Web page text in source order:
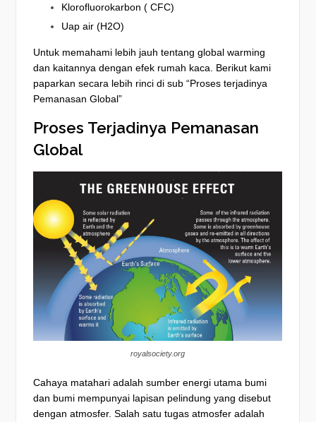
Klorofluorokarbon ( CFC)
Uap air (H2O)
Untuk memahami lebih jauh tentang global warming
dan kaitannya dengan efek rumah kaca. Berikut kami
paparkan secara lebih rinci di sub “Proses terjadinya
Pemanasan Global”
Proses Terjadinya Pemanasan
Global
royalsociety.org
Cahaya matahari adalah sumber energi utama bumi
dan bumi mempunyai lapisan pelindung yang disebut
dengan atmosfer. Salah satu tugas atmosfer adalah